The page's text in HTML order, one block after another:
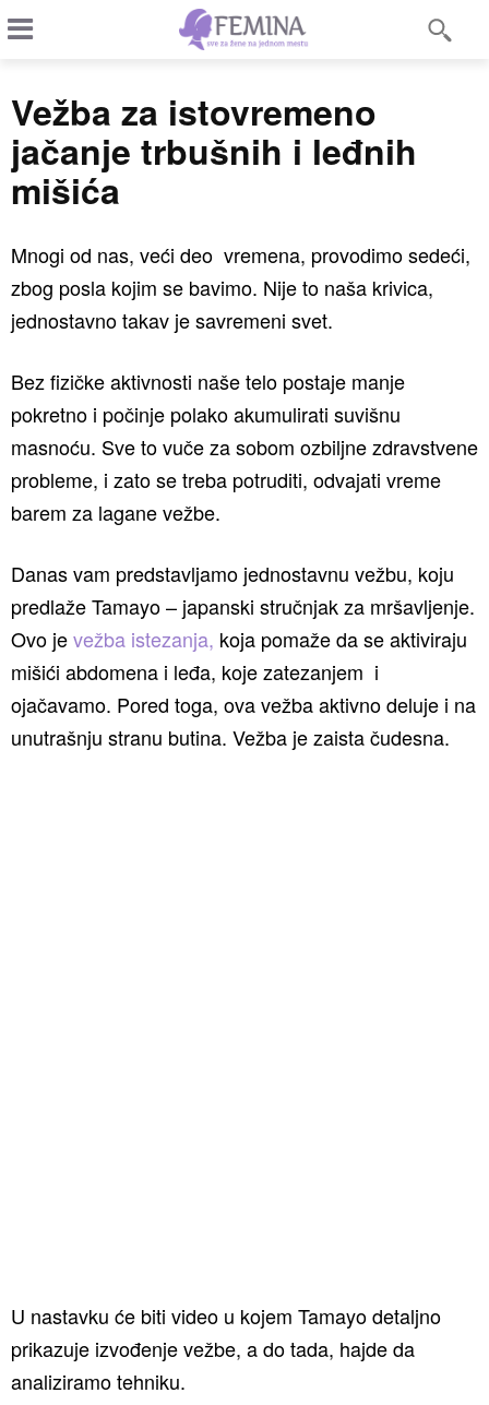
Vežba za istovremeno
jačanje trbušnih i leđnih
mišića
Mnogi od nas, veći deo vremena, provodimo sedeći,
zbog posla kojim se bavimo. Nije to naša krivica,
jednostavno takav je savremeni svet.
Bez fizičke aktivnosti naše telo postaje manje
pokretno i počinje polako akumulirati suvišnu
masnoću. Sve to vuče za sobom ozbiljne zdravstvene
probleme, i zato se treba potruditi, odvajati vreme
barem za lagane vežbe.
Danas vam predstavljamo jednostavnu vežbu, koju
predlaže Tamayo – japanski stručnjak za mršavljenje.
Ovo jevežba istezanja, koja pomaže da se aktiviraju
mišići abdomena i leđa, koje zatezanjem i
ojačavamo. Pored toga, ova vežba aktivno deluje i na
unutrašnju stranu butina. Vežba je zaista čudesna.
U nastavku će biti video u kojem Tamayo detaljno
prikazuje izvođenje vežbe, a do tada, hajde da
analiziramo tehniku.